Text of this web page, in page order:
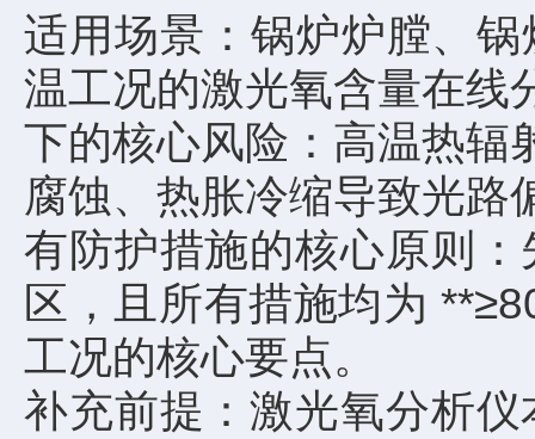
适用场景：锅炉炉膛、
温工况的激光氧含量在线
下的核心风险：高温热辐
腐蚀、热胀冷缩导致光路
有防护措施的核心原则
区，且所有措施均为
工况的核心要点。
补充前提：激光氧分析